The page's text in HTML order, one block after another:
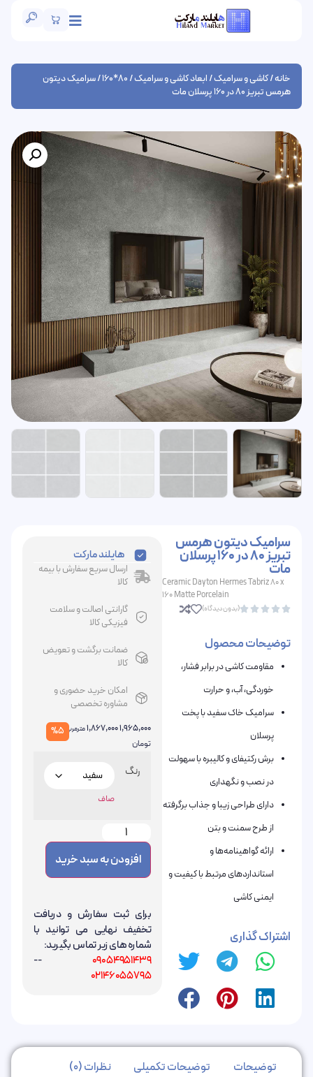
خانه/کاشی و سرامیک/ابعاد کاشی و سرامیک/
80*160
/ سرامیک دیتون
هرمس تبریز 80 در 160 پرسلان مات
سرامیک دیتون هرمس
تبریز 80 در 160 پرسلان
مات
Ceramic Dayton Hermes Tabriz 80 x
160 Matte Porcelain



 (بدون دیدگاه)
توضیحات محصول
مقاومت کاشی در برابر فشار،
خوردگی، آب، و حرارت
سرامیک خاک سفید با پخت
پرسلان
برش رکتیفای و کالیبره با سهولت
در نصب و نگهداری
دارای طراحی زیبا و جذاب برگرفته
از طرح سمنت و بتن
ارائه گواهینامه‌ها و
استانداردهای مرتبط با کیفیت و
ایمنی کاشی
اشتراک گذاری
هایلند مارکت
ارسال سریع سفارش با بیمه
کالا
گارانتی اصالت و سلامت
فیزیکی کالا
ضمانت برگشت و تعویض
کالا
امکان خرید حضوری و
مشاوره تخصصی
1,965,000
1,867,000مترمربع
تومان
%5
رنگ
صاف
افزودن به سبد خرید
برای ثبت سفارش و دریافت
تخفیف نهایی می توانید با
شماره های زیر تماس بگیرید:
09054951439
--
02146055795
توضیحات توضیحات تکمیلی نظرات (0)